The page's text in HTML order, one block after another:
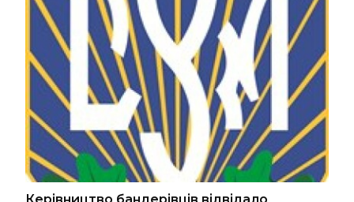
Керівництво бандерівців відвідало